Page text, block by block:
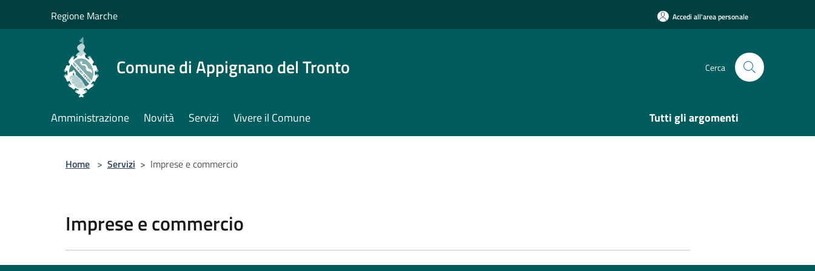
Regione Marche Accedi all'area personale
Comune di Appignano del Tronto Cerca
Amministrazione Novità Servizi Vivere il Comune Tutti gli argomenti
Home > Servizi > Imprese e commercio
Imprese e commercio